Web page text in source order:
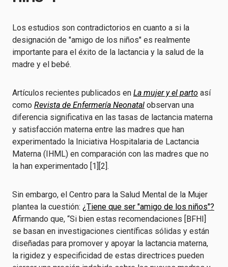
Los estudios son contradictorios en cuanto a si la
designación de "amigo de los niños" es realmente
importante para el éxito de la lactancia y la salud de la
madre y el bebé.
Artículos recientes publicados en La mujer y el parto así
como Revista de Enfermería Neonatal observan una
diferencia significativa en las tasas de lactancia materna
y satisfacción materna entre las madres que han
experimentado la Iniciativa Hospitalaria de Lactancia
Materna (IHML) en comparación con las madres que no
la han experimentado [1][2].
Sin embargo, el Centro para la Salud Mental de la Mujer
plantea la cuestión: ¿Tiene que ser "amigo de los niños"?
Afirmando que, “Si bien estas recomendaciones [BFHI]
se basan en investigaciones científicas sólidas y están
diseñadas para promover y apoyar la lactancia materna,
la rigidez y especificidad de estas directrices pueden